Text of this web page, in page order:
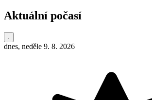
Aktuální počasí
dnes, neděle 9. 8. 2026